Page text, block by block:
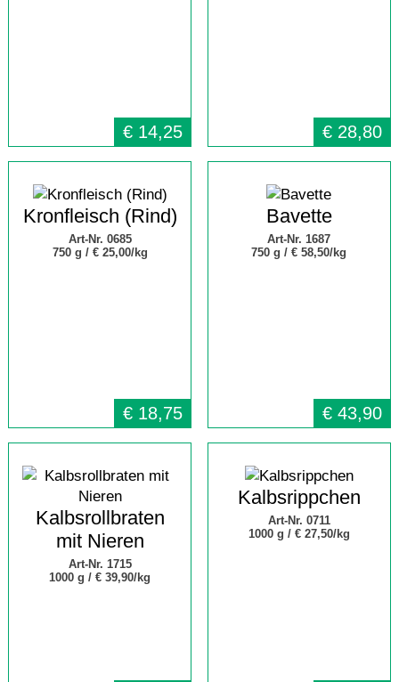
€ 14,25 € 28,80
Kronfleisch (Rind)
Art-Nr. 0685
750 g / € 25,00/kg
€ 18,75
Bavette
Art-Nr. 1687
750 g /€ 58,50/kg
€ 43,90
Kalbsrollbraten
mit Nieren
Art-Nr. 1715
1000 g / € 39,90/kg
Kalbsrippchen
Art-Nr. 0711
1000 g / € 27,50/kg